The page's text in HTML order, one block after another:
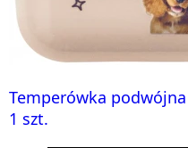
Temperówka
1 szt.